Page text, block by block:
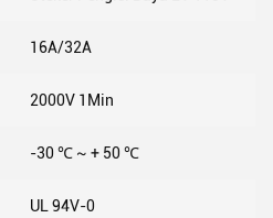
16A/32A
2000V 1Min
-30 ℃ ~ + 50 ℃
UL 94V-0